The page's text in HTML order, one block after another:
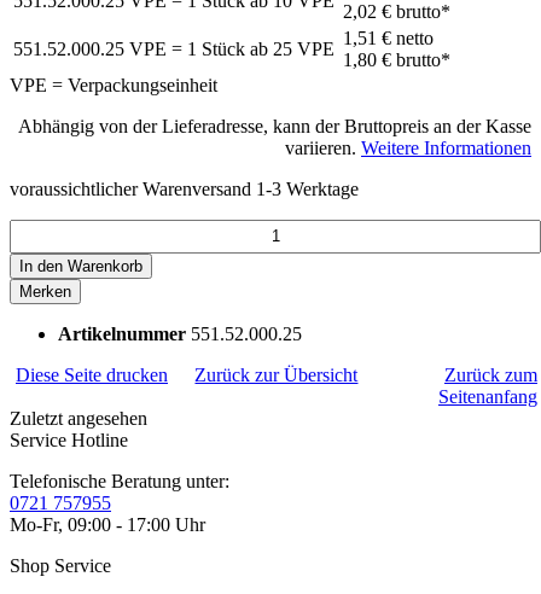
2,02 €brutto*
551.52.000.25 VPE = 1 Stück ab 25 VPE
1,51 €netto
1,80 €brutto*
VPE = Verpackungseinheit
Abhängig von der Lieferadresse, kann der Bruttopreis an der Kasse
variieren. Weitere Informationen
voraussichtlicher Warenversand 1-3 Werktage
In den Warenkorb
Merken
Artikelnummer 551.52.000.25
Diese Seite drucken
Zurück zur Übersicht
Zurück zum
Seitenanfang
Zuletzt angesehen
Service Hotline
Telefonische Beratung unter:
0721 757955
Mo-Fr, 09:00 - 17:00 Uhr
Shop Service